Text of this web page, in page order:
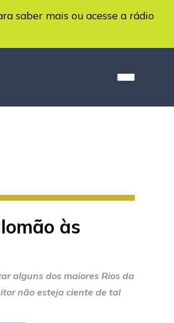
saber mais ou acesse a rádio
às
alguns dos maiores Rios da
não esteja ciente de tal